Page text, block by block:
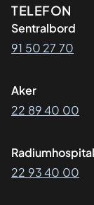
TELEFON
Sentralbord
91 50 27 70
Aker
22 89 40 00
22 93 40 00